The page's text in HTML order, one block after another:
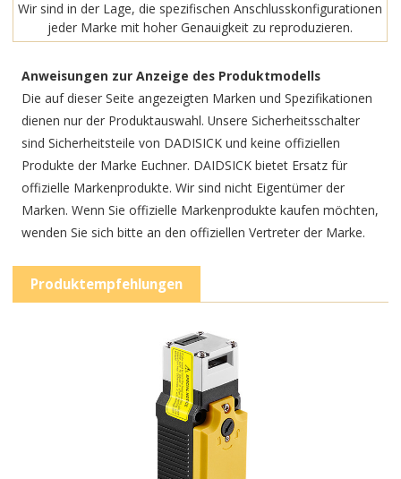
Wir sind in der Lage, die spezifischen Anschlusskonfigurationen
jeder Marke mit hoher Genauigkeit zu reproduzieren.
Anweisungen zur Anzeige des Produktmodells
Die auf dieser Seite angezeigten Marken und Spezifikationen
dienen nur der Produktauswahl. Unsere Sicherheitsschalter
sind Sicherheitsteile von DADISICK und keine offiziellen
Produkte der Marke Euchner. DAIDSICK bietet Ersatz für
offizielle Markenprodukte. Wir sind nicht Eigentümer der
Marken. Wenn Sie offizielle Markenprodukte kaufen möchten,
wenden Sie sich bitte an den offiziellen Vertreter der Marke.
Produktempfehlungen